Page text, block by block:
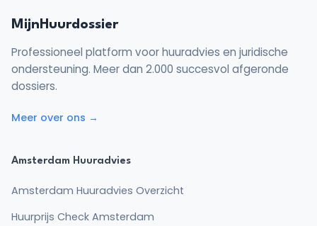
MijnHuurdossier
Professioneel platform voor huuradvies en juridische
ondersteuning. Meer dan 2.000 succesvol afgeronde
dossiers.
Meer over ons →
Amsterdam Huuradvies
Amsterdam Huuradvies Overzicht
Huurprijs Check Amsterdam